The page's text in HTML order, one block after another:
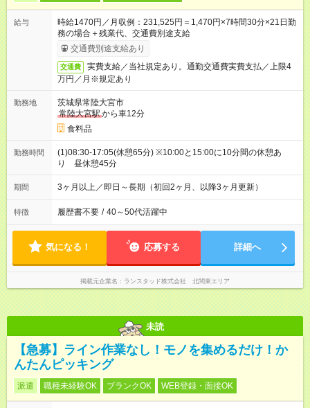
給与
時給1470円／月収例：231,525円＝1,470円×7時間30分×21日勤
務の場合＋残業代、交通費別途支給
交通費別途支給あり
交通費
実費支給／当社規定あり。通勤交通費実費支払／上限4
万円／月※規定あり
勤務地
茨城県常陸大宮市
常陸大宮駅から車12分
食料品
勤務時間
(1)08:30-17:05(休憩65分) ※10:00と15:00に10分間の休憩あ
り 昼休憩45分
期間 3ヶ月以上／即日～長期（初回2ヶ月、以降3ヶ月更新）
特徴 履歴書不要 / 40～50代活躍中
気になる！ 応募する 詳細へ
掲載元企業名 ランスタッド株式会社 北関東エリア
未読
【急募】ライン作業なし！モノを集めるだけ！か
んたんピッキング
派遣 職種未経験OK ブランクOK WEB登録・面接OK